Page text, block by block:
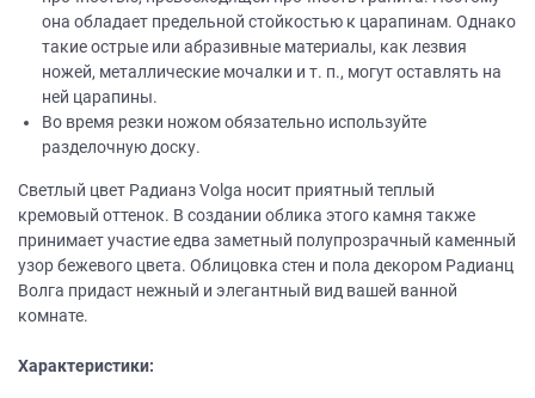
она обладает предельной стойкостью к царапинам. Однако
такие острые или абразивные материалы, как лезвия
ножей, металлические мочалки и т. п., могут оставлять на
ней царапины.
Во время резки ножом обязательно используйте
разделочную доску.
Светлый цвет Радианз Volga носит приятный теплый
кремовый оттенок. В создании облика этого камня также
принимает участие едва заметный полупрозрачный каменный
узор бежевого цвета. Облицовка стен и пола декором Радианц
Волга придаст нежный и элегантный вид вашей ванной
комнате.
Характеристики: